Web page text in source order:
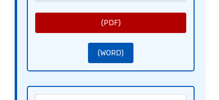
(PDF)
(WORD)